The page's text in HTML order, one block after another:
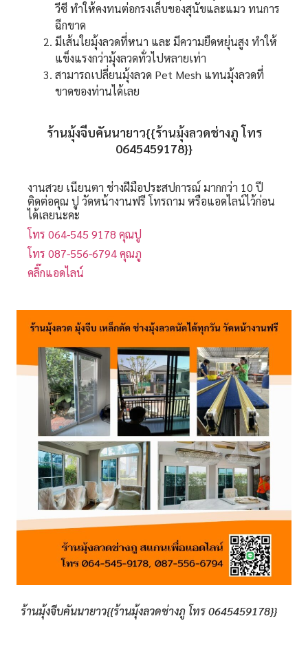
วีซี ทำให้คงทนต่อกรงเล็บของสุนัขและแมว ทนการ
ฉีกขาด
มีเส้นใยมุ้งลวดที่หนา และ มีความยืดหยุ่นสูง ทำให้
แข็งแรงกว่ามุ้งลวดทั่วไปหลายเท่า
สามารถเปลี่ยนมุ้งลวด Pet Mesh แทนมุ้งลวดที่
ขาดของท่านได้เลย
ร้านมุ้งจีบคันนายาว{{ร้านมุ้งลวดช่างภู โทร
0645459178}}
งานสวย เนียนตา ช่างฝีมือประสปการณ์ มากกว่า 10 ปี
ติดต่อคุณ ปู วัดหน้างานฟรี โทรถาม หรือแอดไลน์ไว้ก่อน
ได้เลยนะคะ
โทร 064-545 9178 คุณปู
โทร 087-556-6794 คุณภู
คลิ๊กแอดไลน์
ร้านมุ้งจีบคันนายาว{{ร้านมุ้งลวดช่างภู โทร 0645459178}}